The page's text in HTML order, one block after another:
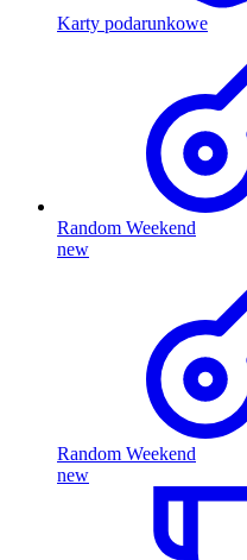
Karty podarunkowe
Random Weekend
new
Random Weekend
new